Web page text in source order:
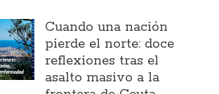
Cuando una nación
pierde el norte: doce
reflexiones tras el
asalto masivo a la